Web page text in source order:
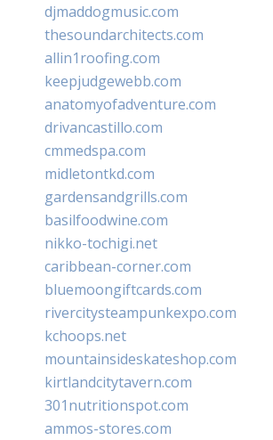
djmaddogmusic.com
thesoundarchitects.com
allin1roofing.com
keepjudgewebb.com
anatomyofadventure.com
drivancastillo.com
cmmedspa.com
midletontkd.com
gardensandgrills.com
basilfoodwine.com
nikko-tochigi.net
caribbean-corner.com
bluemoongiftcards.com
rivercitysteampunkexpo.com
kchoops.net
mountainsideskateshop.com
kirtlandcitytavern.com
301nutritionspot.com
ammos-stores.com